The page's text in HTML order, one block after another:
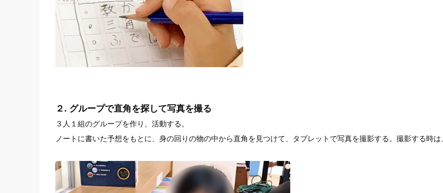
２. グループで直角を探して写真を撮る
３人１組のグループを作り、活動する。
ノートに書いた予想をもとに、身の回りの物の中から直角を見つけて、タブレットで写真を撮影する。撮影する時